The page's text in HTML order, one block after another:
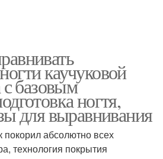
каучуковой
с базовым
ногтя,
для выравнивания
покорил абсолютно всех
технология покрытия